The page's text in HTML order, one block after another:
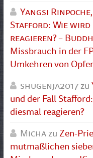
Yangsi
Stafford: Wie wird
reagieren? –
Missbrauch in der
Umkehren von
shugenja2017zu
und der Fall
diesmal reagieren?
MichazuZen-
mutmaßlichen